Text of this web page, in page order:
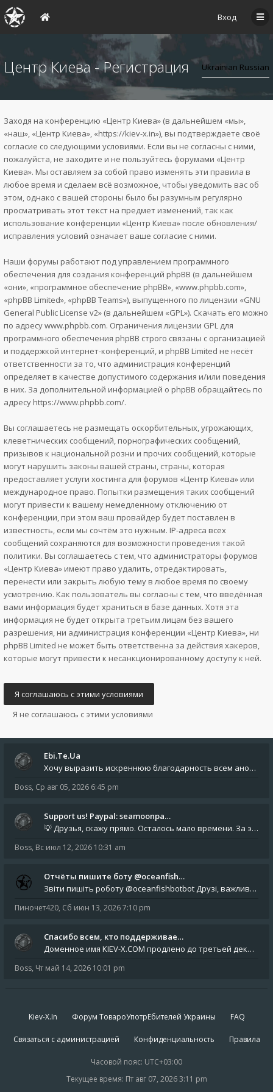
Вход
Центр Киева - Регистрация
Заходя на конференцию «Центр Киева» (в дальнейшем «мы»,
«наш», «Центр Киева», «https://kiev-x.in»), вы подтверждаете своё
согласие со следующими условиями. Если вы не согласны с ними,
пожалуйста, не заходите и не пользуйтесь форумами «Центр
Киева». Мы оставляем за собой право изменять эти правила в
любое время и сделаем всё возможное, чтобы уведомить вас об
этом, однако с вашей стороны было бы разумным регулярно
просматривать этот текст на предмет изменений, так как
использование конференции «Центр Киева» после обновления/
исправления условий означает ваше согласие с ними.
Наши форумы работают под управлением программного
обеспечения для создания конференций phpBB (в дальнейшем
«они», «программное обеспечение phpBB», «www.phpbb.com»,
«phpBB Limited», «phpBB Teams»), выпущенного по лицензии «GNU
General Public License v2» (в дальнейшем «GPL»). Скачать его можно
по адресуwww.phpbb.com. Ограничения лицензии GPL для
программного обеспечения phpBB строго связаны с организацией
и поддержкой интернет-конференций, и phpBB Limited не несёт
ответственности за то, что администрация конференций
определяет в качестве допустимого содержания и/или поведения
в них. За дополнительной информацией о phpBB обращайтесь по
адресу https://www.phpbb.com/.
Вы соглашаетесь не размещать оскорбительных, угрожающих,
клеветнических сообщений, порнографических сообщений,
призывов к национальной розни и прочих сообщений, которые
могут нарушить законы вашей страны, страны, которая
предоставляет услуги хостинга для форумов «Центр Киева» или
международное право. Попытки размещения таких сообщений
могут привести к вашему немедленному отключению от
конференции, при этом ваш провайдер будет поставлен в
известность, если мы сочтём это нужным. IP-адреса всех
сообщений сохраняются для возможности проведения такой
политики. Вы соглашаетесь с тем, что администраторы форумов
«Центр Киева» имеют право удалить, отредактировать,
перенести или закрыть любую тему в любое время по своему
усмотрению. Как пользователь вы согласны с тем, что введённая
вами информация будет храниться в базе данных. Хотя эта
информация не будет открыта третьим лицам без вашего
разрешения, ни администрация конференции «Центр Киева», ни
phpBB Limited не может быть ответственна за действия хакеров,
которые могут привести к несанкционированному доступу к ней.
Ebi.Te.Ua
Хочу выразить искреннюю благодарность всем анонимным пользователям, которые поддержали наше сообщество финансово. Благод
Boss, Ср авг 05, 2026 6:45 pm
Support us! Paypal: seamoonpa…
💡 Друзья, скажу прямо. Осталось мало времени. За это время нам нужно закрыть последние обязательные расходы: около 500
Boss, Вс июл 12, 2026 10:31 am
Отчёты пишите боту @oceanfish…
Звіти пишіть роботу @oceanfishbotbot Друзі, важливе повідомлення для учасників форума. Основне звернення опублікован
Пиночет420, Сб июн 13, 2026 7:10 pm
Спасибо всем, кто поддерживае…
Доменное имя KIEV-X.COM продлено до третьей декады августа 2027 года! Спасибо всем анонимным пользователям, которые по
Boss, Чт май 14, 2026 10:01 pm
Kiev-X.In Форум ТовароУпотрЕбителей Украины FAQ
Связаться с администрацией Конфиденциальность Правила
Часовой пояс: UTC+03:00
Текущее время: Пт авг 07, 2026 3:11 pm